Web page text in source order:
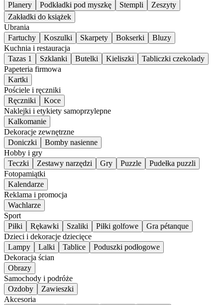
Planery
Podkładki pod myszkę Stempli
Zeszyty
Zakładki do książek
Ubrania
Fartuchy
Koszulki Skarpety Bokserki
Bluzy
Kuchnia i restauracja
Tazas 1
Szklanki Butelki Kieliszki
Tabliczki czekolady
Papeteria firmowa
Kartki
Pościele i ręczniki
Ręczniki
Koce
Naklejki i etykiety samoprzylepne
Kalkomanie
Dekoracje zewnętrzne
Doniczki
Bomby nasienne
Hobby i gry
Teczki
Zestawy narzędzi Gry Puzzle
Pudełka puzzli
Fotopamiątki
Kalendarze
Reklama i promocja
Wachlarze
Sport
Piłki
Rękawki Szaliki Piłki golfowe
Gra pétanque
Dzieci i dekoracje dziecięce
Lampy
Lalki Tablice
Poduszki podłogowe
Dekoracja ścian
Obrazy
Samochody i podróże
Ozdoby
Zawieszki
Akcesoria